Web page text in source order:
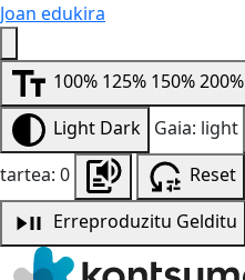
Joan edukira
100% 125% 150%200%
Light Dark Gaia: light
tartea: 0
Reset
Erreproduzitu Gelditu